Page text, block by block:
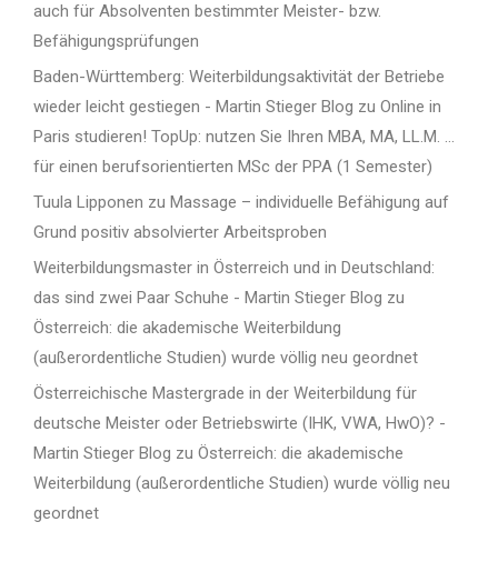
auch für Absolventen bestimmter Meister- bzw.
Befähigungsprüfungen
Baden-Württemberg: Weiterbildungsaktivität der Betriebe
wieder leicht gestiegen - Martin Stieger Blog zu Online in
Paris studieren! TopUp: nutzen Sie Ihren MBA, MA, LL.M. …
für einen berufsorientierten MSc der PPA (1 Semester)
Tuula Lipponen zu Massage – individuelle Befähigung auf
Grund positiv absolvierter Arbeitsproben
Weiterbildungsmaster in Österreich und in Deutschland:
das sind zwei Paar Schuhe - Martin Stieger Blog zu
Österreich: die akademische Weiterbildung
(außerordentliche Studien) wurde völlig neu geordnet
Österreichische Mastergrade in der Weiterbildung für
deutsche Meister oder Betriebswirte (IHK, VWA, HwO)? -
Martin Stieger Blog zu Österreich: die akademische
Weiterbildung (außerordentliche Studien) wurde völlig neu
geordnet